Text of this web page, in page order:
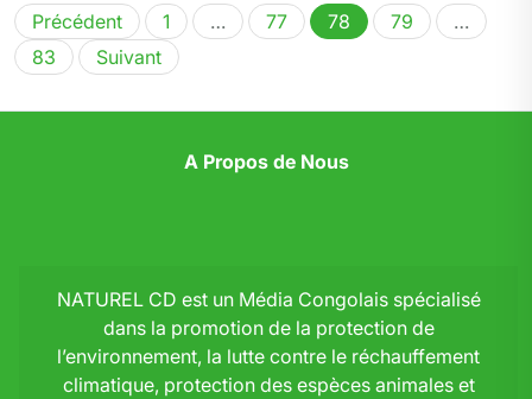
Pagination
Précédent 1 … 77 78 79
…
83
Suivant
A Propos de Nous
NATUREL CD est un Média Congolais spécialisé
dans la promotion de la protection de
l’environnement, la lutte contre le réchauffement
climatique, protection des espèces animales et